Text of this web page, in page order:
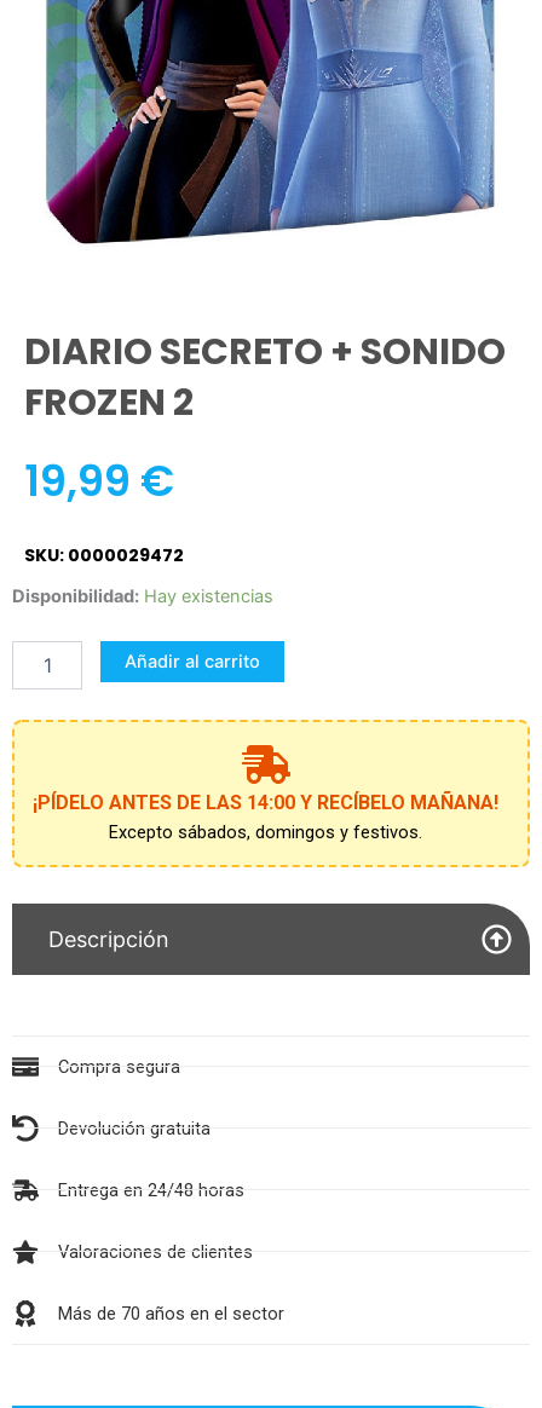
DIARIO SECRETO + SONIDO
FROZEN 2
19,99 €
SKU: 0000029472
Disponibilidad: Hay existencias
DIARIO
+
SONIDO
FROZEN
cantidad
Añadir al carrito
¡PÍDELO ANTES DE LAS 14:00 Y RECÍBELO MAÑANA!
Excepto sábados, domingos y festivos.
Descripción
Compra segura
Devolución gratuita
Entrega en 24/48 horas
Valoraciones de clientes
Más de 70 años en el sector